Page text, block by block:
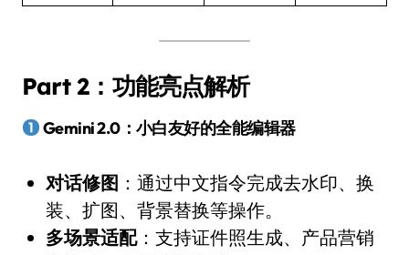
Part 2：功能亮点解析
Gemini 2.0：小白友好的全能编辑器
对话修图 ：通过中文指令完成去水印、换
装、扩图、背景替换等操作。
多场景适配：支持证件照生成、产品营销